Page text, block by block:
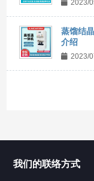
2023/
蒸馏结
介绍
2023/
我们的联络方式